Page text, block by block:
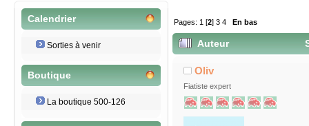
Calendrier
Sorties à venir
Boutique
La boutique 500-126
Pages: 1 [2]3 4 En bas
Auteur
Oliv
Fiatiste expert